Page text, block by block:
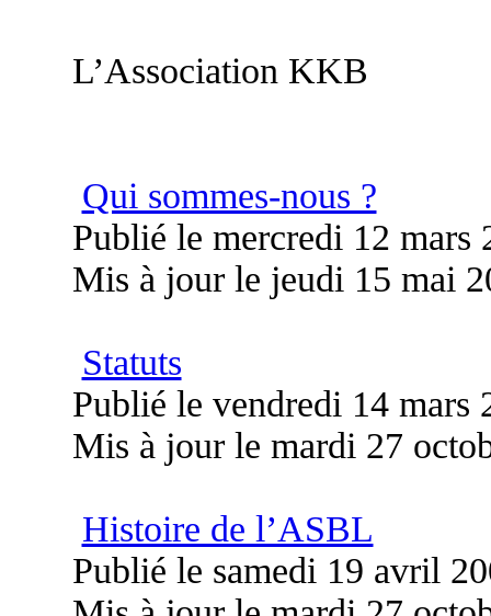
L’Association KKB
Qui sommes-nous ?
Publié le mercredi 12 mars
Mis à jour le jeudi 15 mai
Statuts
Publié le vendredi 14 mars
Mis à jour le mardi 27
Histoire de l’ASBL
Publié le samedi 19 avril